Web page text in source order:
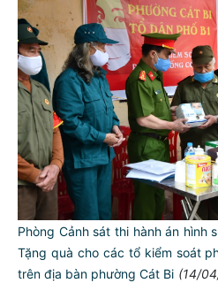
Phòng Cảnh sát thi hành án hình
Tặng quà cho các tổ kiểm soát
trên địa bàn phường Cát Bi (14/